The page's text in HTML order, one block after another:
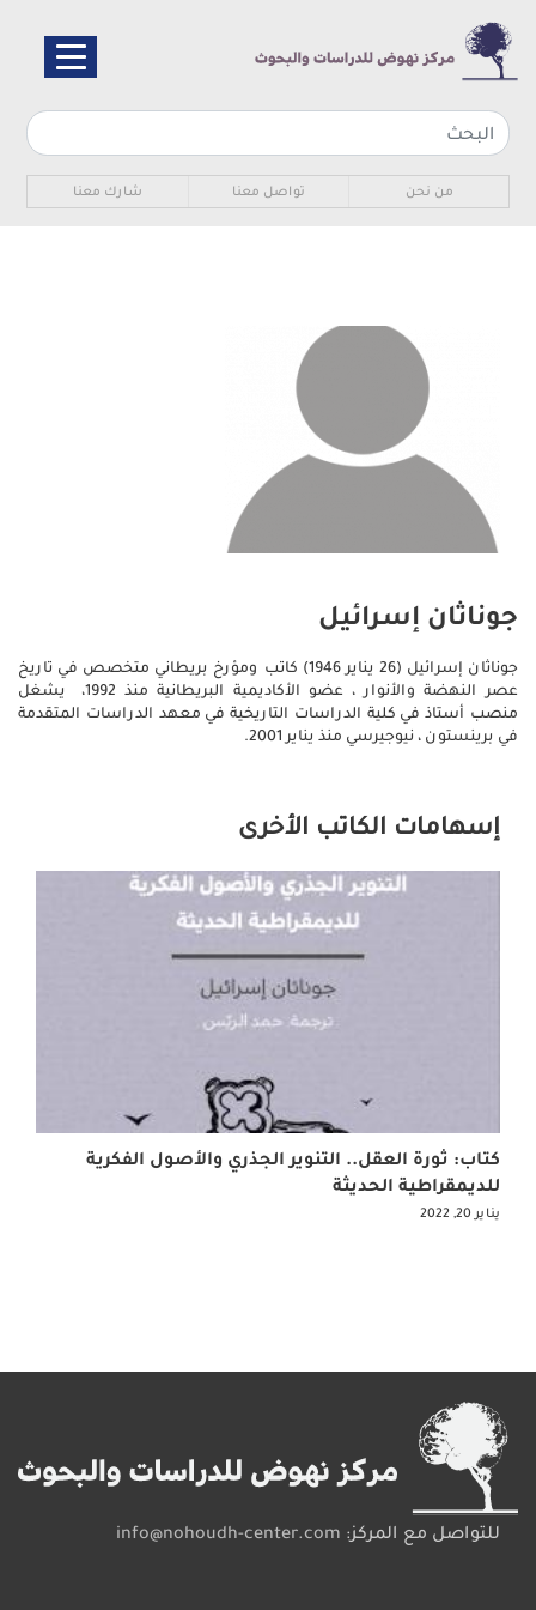
المحتوى
Sub navigation
من نحن تواصل معنا شارك معنا
جوناثان إسرائيل
جوناثان إسرائيل‏ (26 يناير 1946) كاتب ومؤرخ بريطاني متخصص في تاريخ
عصر النهضة والأنوار ، عضو الأكاديمية البريطانية منذ 1992، يشغل
منصب أستاذ في كلية الدراسات التاريخية في معهد الدراسات المتقدمة
في برينستون ، نيوجيرسي منذ يناير 2001.
إسهامات الكاتب الأخرى
كتاب: ثورة العقل.. التنوير الجذري والأصول الفكرية
للديمقراطية الحديثة
يناير 20, 2022
للتواصل مع المركز: info@nohoudh-center.com